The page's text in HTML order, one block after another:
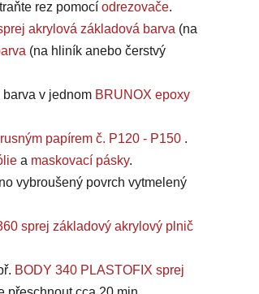
rez pomocí odrezovače.
akrylová základová barva (na
(na hliník anebo čerstvý
v jednom BRUNOX epoxy
papírem č. P120 - P150 .
a maskovací pásky.
vybroušený povrch vytmelený
sprej základový akrylový plnič
BODY 340 PLASTOFIX sprej